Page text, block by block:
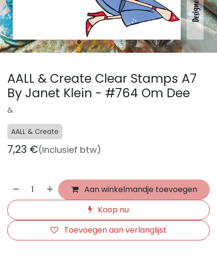
AALL & Create Clear Stamps A7
By Janet Klein - #764 Om Dee
&
AALL & Create
7,23 €(Inclusief btw)
Aan winkelmandje toevoegen
Koop nu
Toevoegen aan verlanglijst